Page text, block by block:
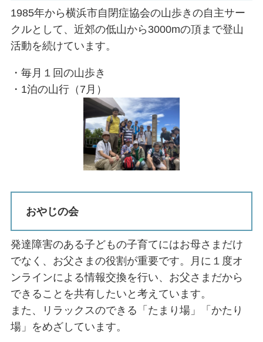
1985年から横浜市自閉症協会の山歩きの自主サー
クルとして、近郊の低山から3000mの頂まで登山
活動を続けています。
・毎月１回の山歩き
・1泊の山行（7月）
おやじの会
発達障害のある子どもの子育てにはお母さまだけ
でなく、お父さまの役割が重要です。月に１度オ
ンラインによる情報交換を行い、お父さまだから
できることを共有したいと考えています。
また、リラックスのできる「たまり場」「かたり
場」をめざしています。